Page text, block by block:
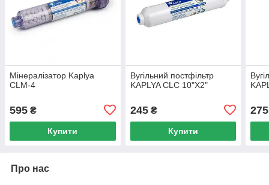
Мінералізатор Kaplya
CLM-4
595 ₴
Купити
Вугільний постфільтр
KAPLYA CLC 10"Х2"
245₴
Купити
275
Про нас